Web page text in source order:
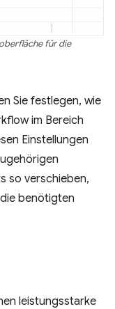
für die
Sie festlegen, wie
im Bereich
Einstellungen
so verschieben,
benötigten
leistungsstarke